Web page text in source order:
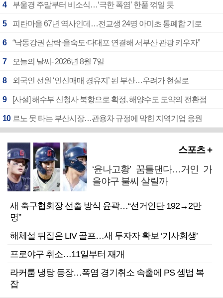
4 부울경 주말부터 비소식…‘극한 폭염’ 한풀 꺾일 듯
5 피란마을 67년 역사인데…전교생 24명 아미초 통폐합 기로
6 “낙동강권 삼락·을숙도·다대포 연결해 서부산 관광 키우자”
7 오늘의 날씨- 2026년 8월 7일
8 외국인 선원 ‘인신매매 경유지’ 된 부산…우려가 현실로
9 [사설] 해수부 신청사 북항으로 확정, 해양수도 도약의 전환점
10 르노 못 타는 부산시장…관용차 규정에 막힌 지역기업 응원
스포츠 +
‘윤나고황’ 꿈틀댄다…거인 가
을야구 불씨 살릴까
새 축구협회장 선출 방식 윤곽…“선거인단 192→2만
명”
해체설 뒤집은 LIV 골프…새 투자자 확보 ‘기사회생’
프로야구 취소…11일부터 재개
라커룸 냉탕 등장…폭염 경기취소 속출에 PS 셈법 복
잡